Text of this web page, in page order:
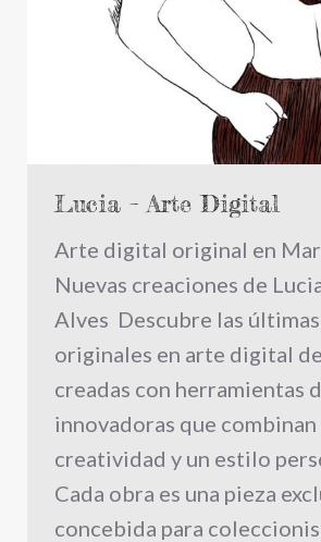
Lucia – Arte Digital
Arte digital original en
Nuevas creaciones de
Alves Descubre las
originales en arte digital de
creadas con herramientas
innovadoras que combinan
creatividad y un estilo
Cada obra es una pieza
concebida para